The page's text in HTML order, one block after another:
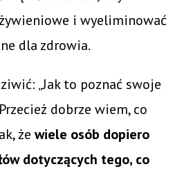
i wyeliminować
dla zdrowia.
„Jak to poznać swoje
dobrze wiem, co
że wiele osób dopiero
dotyczących tego, co